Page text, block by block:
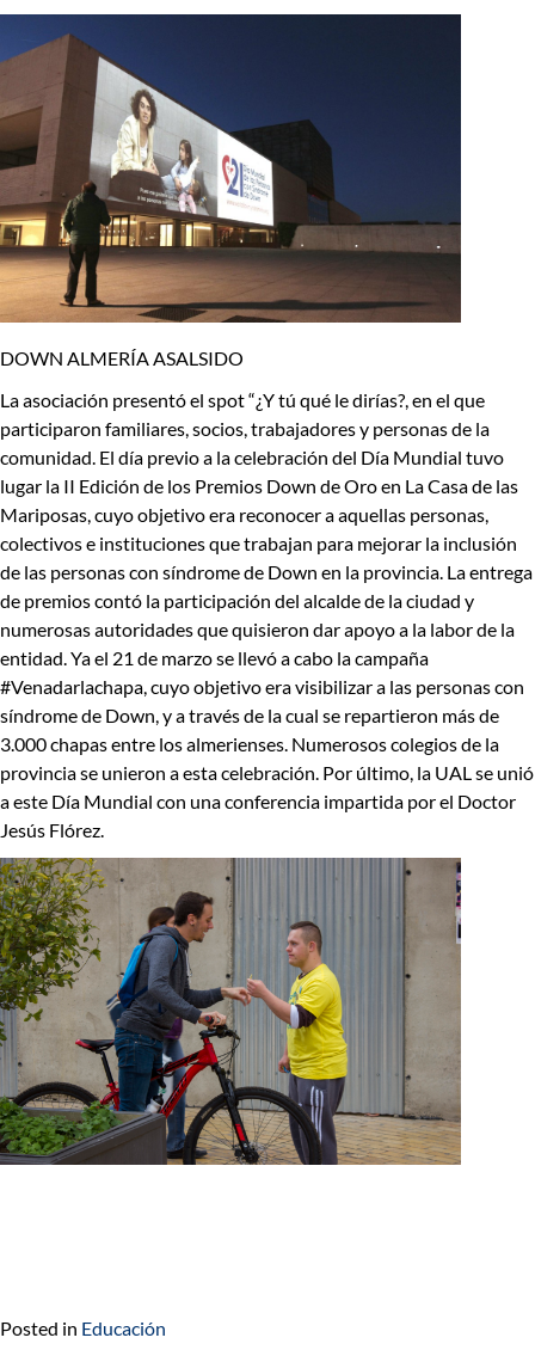
DOWN ALMERÍA ASALSIDO
La asociación presentó el spot “¿Y tú qué le dirías?, en el que
participaron familiares, socios, trabajadores y personas de la
comunidad. El día previo a la celebración del Día Mundial tuvo
lugar la II Edición de los Premios Down de Oro en La Casa de las
Mariposas, cuyo objetivo era reconocer a aquellas personas,
colectivos e instituciones que trabajan para mejorar la inclusión
de las personas con síndrome de Down en la provincia. La entrega
de premios contó la participación del alcalde de la ciudad y
numerosas autoridades que quisieron dar apoyo a la labor de la
entidad. Ya el 21 de marzo se llevó a cabo la campaña
#Venadarlachapa, cuyo objetivo era visibilizar a las personas con
síndrome de Down, y a través de la cual se repartieron más de
3.000 chapas entre los almerienses. Numerosos colegios de la
provincia se unieron a esta celebración. Por último, la UAL se unió
a este Día Mundial con una conferencia impartida por el Doctor
Jesús Flórez.
Posted in Educación